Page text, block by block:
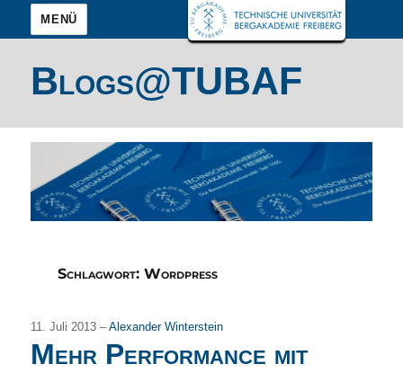
MENÜ
Blogs@TUBAF
Schlagwort: Wordpress
11. Juli 2013 –Alexander Winterstein
Mehr Performance mit